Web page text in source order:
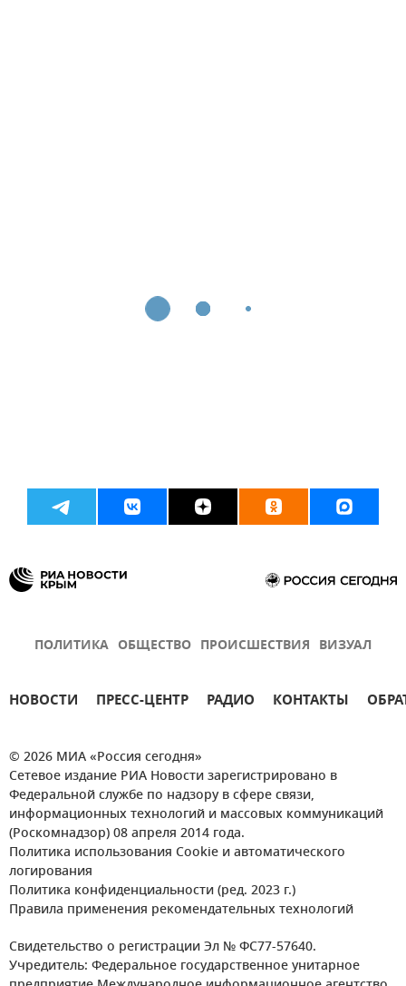
ПОЛИТИКА ОБЩЕСТВО ПРОИСШЕСТВИЯ ВИЗУАЛ
НОВОСТИ ПРЕСС-ЦЕНТР РАДИО КОНТАКТЫ
© 2026 МИА «Россия сегодня»
Сетевое издание РИА Новости зарегистрировано в
Федеральной службе по надзору в сфере связи,
информационных технологий и массовых коммуникаций
(Роскомнадзор) 08 апреля 2014 года.
Политика использования Cookie и автоматического
логирования
Политика конфиденциальности (ред. 2023 г.)
Правила применения рекомендательных технологий
Свидетельство о регистрации Эл № ФС77-57640.
Учредитель: Федеральное государственное унитарное